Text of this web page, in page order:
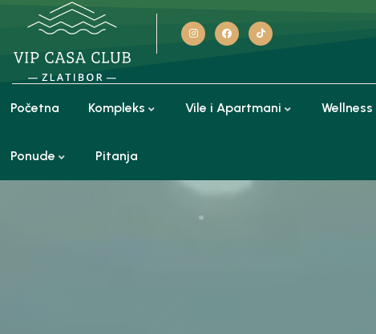
Početna Kompleks Vile i Apartmani
Ponude Pitanja